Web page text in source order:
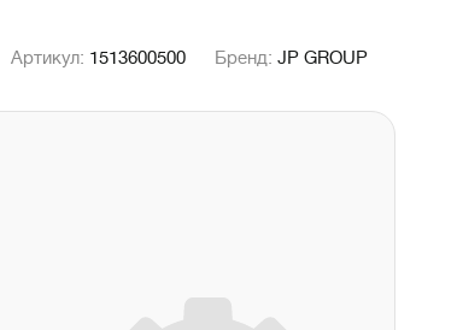
Артикул: 1513600500 Бренд: JP GROUP